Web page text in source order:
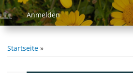
Direkt
zum
Inhalt
Anmelden
Pfadnavigation
Startseite